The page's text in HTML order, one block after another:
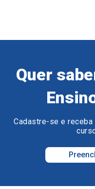
Quer
Cadastre-se e